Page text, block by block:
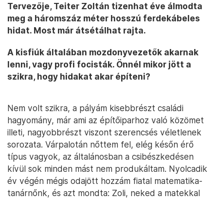
Tervezője, Teiter Zoltán tizenhat éve álmodta
meg a háromszáz méter hosszú ferdekábeles
hidat. Most már átsétálhat rajta.
A kisfiúk általában mozdonyvezetők akarnak
lenni, vagy profi focisták. Önnél mikor jött a
szikra, hogy hidakat akar építeni?
Nem volt szikra, a pályám kisebbrészt családi
hagyomány, már ami az építőiparhoz való közömet
illeti, nagyobbrészt viszont szerencsés véletlenek
sorozata. Várpalotán nőttem fel, elég későn érő
típus vagyok, az általánosban a csibészkedésen
kívül sok minden mást nem produkáltam. Nyolcadik
év végén mégis odajött hozzám fiatal matematika-
tanárnőnk, és azt mondta: Zoli, neked a matekkal